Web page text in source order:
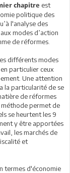
chapitre est
politique des
l'analyse des
modes d’action
de réformes.
différents modes
particulier ceux
Une attention
la particularité de se
de réformes
méthode permet de
se heurtent les 9
y être apportées
les marchés de
et
termes d'économie